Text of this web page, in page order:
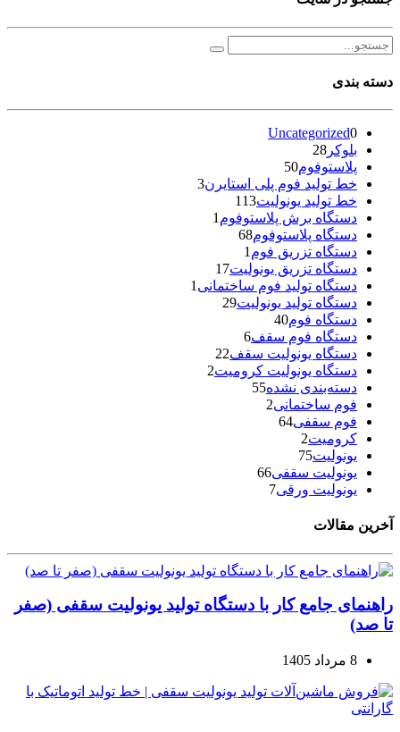
دسته بندی
Uncategorized0
بلوکر 28
پلاستوفوم50
خط تولید فوم پلی استایرن3
خط تولید یونولیت113
دستگاه برش پلاستوفوم 1
دستگاه پلاستوفوم68
دستگاه تزریق فوم 1
دستگاه تزریق یونولیت17
دستگاه تولید فوم ساختمانی 1
دستگاه تولید یونولیت29
دستگاه فوم40
دستگاه فوم سقف6
دستگاه یونولیت سقف22
دستگاه یونولیت کرومیت2
دسته‌بندی نشده55
فوم ساختمانی2
فوم سقفی64
کرومیت2
یونولیت75
یونولیت سقفی66
یونولیت ورقی7
آخرین مقالات
راهنمای جامع کار با دستگاه تولید یونولیت سقفی (صفر
تا صد)
8 مرداد 1405